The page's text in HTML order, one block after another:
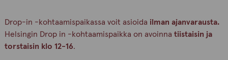
Drop-in -kohtaamispaikassa voit asioida ilman ajanvarausta.
Helsingin Drop in -kohtaamispaikka on avoinna tiistaisin ja
torstaisin klo 12-16.